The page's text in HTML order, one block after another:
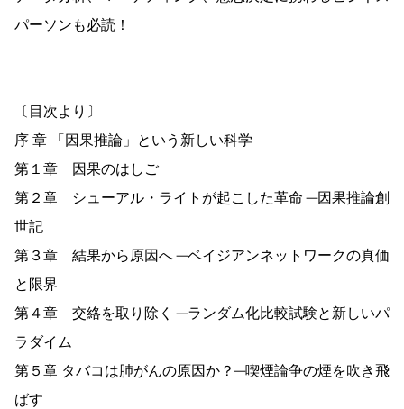
パーソンも必読！
〔目次より〕
序 章 「因果推論」という新しい科学
第１章 因果のはしご
第２章 シューアル・ライトが起こした革命 ─因果推論創
世記
第３章 結果から原因へ ─ベイジアンネットワークの真価
と限界
第４章 交絡を取り除く ─ランダム化比較試験と新しいパ
ラダイム
第５章 タバコは肺がんの原因か？─喫煙論争の煙を吹き飛
ばす